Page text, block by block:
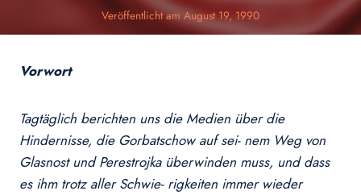
Veröffentlicht am August 19, 1990
Vorwort
Tagtäglich berichten uns die Medien über die
Hindernisse, die Gorbatschow auf sei- nem Weg von
Glasnost und Perestrojka überwinden muss, und dass
es ihm trotz aller Schwie- rigkeiten immer wieder